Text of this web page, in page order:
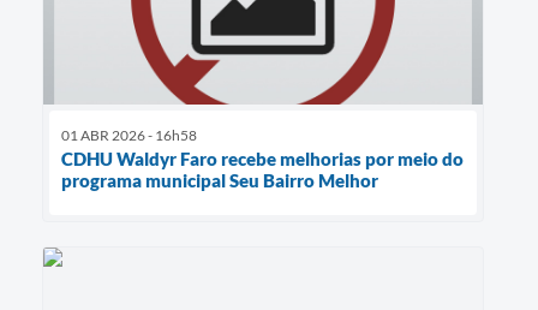
01 ABR 2026 - 16h58
CDHU Waldyr Faro recebe melhorias por meio do
programa municipal Seu Bairro Melhor